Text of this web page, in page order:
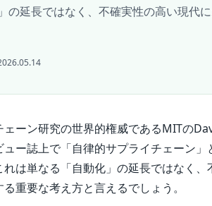
の延長ではなく、不確実性の高い現代
ェーン研究の世界的権威であるMITの
ュー誌上で「自律的サプライチェーン
れは単なる「自動化」の延長ではなく
重要な考え方と言えるでしょう。